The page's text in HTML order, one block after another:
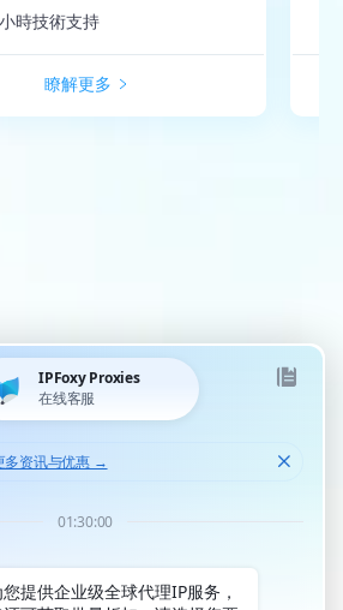
時技術支持
瞭解更多